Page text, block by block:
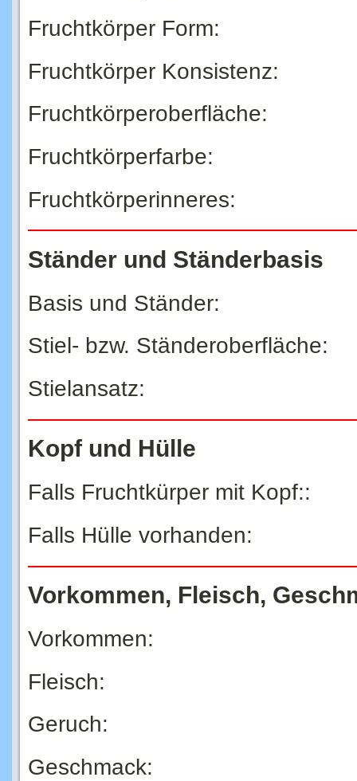
Fruchtkörper Form:
Fruchtkörperoberfläche:
Fruchtkörperfarbe:
Ständer und Ständerbasis
Stiel- bzw. Ständeroberfläche:
Stielansatz:
Kopf und Hülle
Falls Fruchtkürper mit Kopf::
Falls Hülle vorhanden:
Vorkommen, Fleisch,
Vorkommen:
Geruch:
Geschmack: